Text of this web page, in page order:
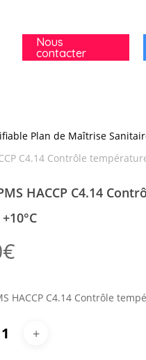
Nous
contacter
Plan de Maîtrise
C4.14 Contrôle
HACCP C4.14
€
HACCP C4.14 Contrôle